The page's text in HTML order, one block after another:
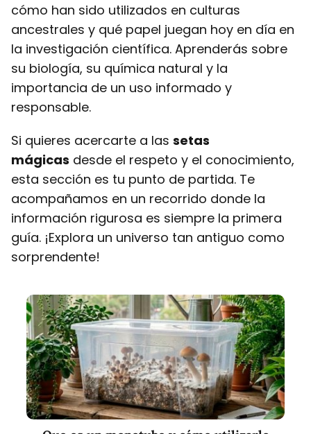
cómo han sido utilizados en culturas
ancestrales y qué papel juegan hoy en día en
la investigación científica. Aprenderás sobre
su biología, su química natural y la
importancia de un uso informado y
responsable.
Si quieres acercarte a las setas
mágicas desde el respeto y el conocimiento,
esta sección es tu punto de partida. Te
acompañamos en un recorrido donde la
información rigurosa es siempre la primera
guía. ¡Explora un universo tan antiguo como
sorprendente!